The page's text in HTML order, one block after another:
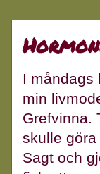
I måndags
min
Grefvinna.
skulle
Sagt och